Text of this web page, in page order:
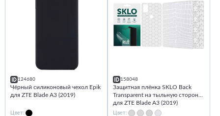
124680
Чёрный силиконовый чехол Epik
для ZTE Blade A3 (2019)
Цвет:
158048
Защитная плёнка SKLO Back
Transparent на тыльную сторону
для ZTE Blade A3 (2019)
Цвет: